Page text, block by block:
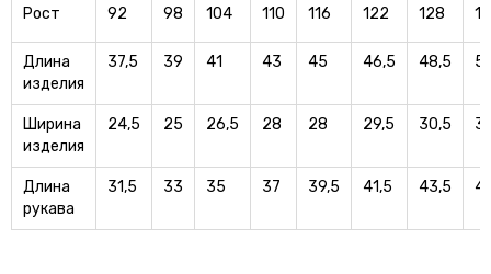
Рост 92 98 104 110 116 122 128
Длина
изделия
37,5 39 41 43 45 46,5 48,5
Ширина
изделия
24,5 25 26,5 28 28 29,5 30,5 31
Длина
рукава
31,5 33 35 37 39,5 41,5 43,5